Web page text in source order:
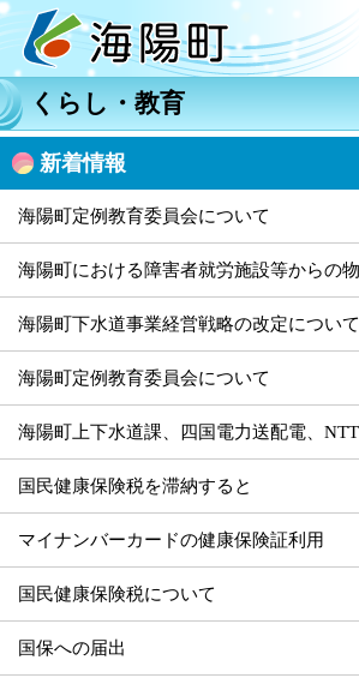
くらし・教育
新着情報
海陽町定例教育委員会について
海陽町下水道事業経営戦略の改定について
海陽町定例教育委員会について
国民健康保険税を滞納すると
マイナンバーカードの健康保険証利用
国民健康保険税について
国保への届出